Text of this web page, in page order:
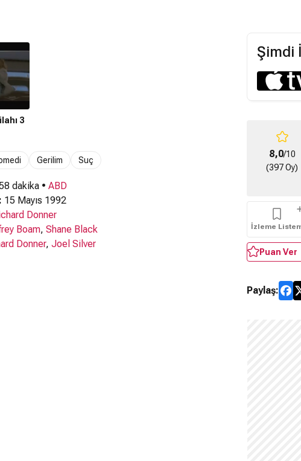
3
Gerilim Suç
dakika • ABD
15 Mayıs 1992
Donner
Boam, Shane Black
Donner, Joel Silver
Şimdi
8,0/10
(397 Oy)
İzleme
Puan Ver
Paylaş: